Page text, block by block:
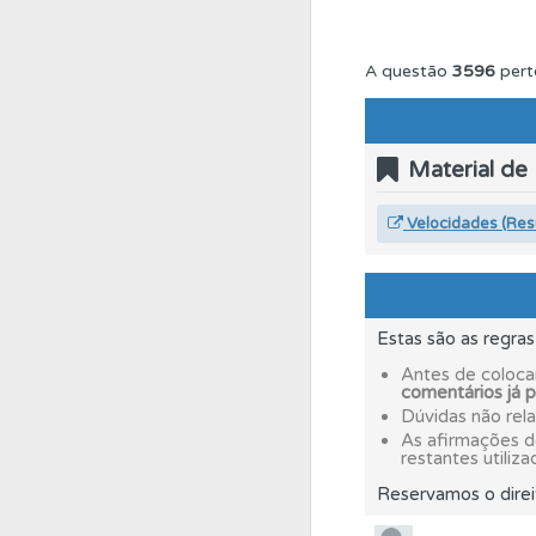
Ajuda Use os
Questões Pode
Biblioteca
Ajuda
A questão 3596
Material de
Velocidades
Estas são as
Antes de
comentários já
Dúvidas não
As afirmações
restantes
Reservamos o